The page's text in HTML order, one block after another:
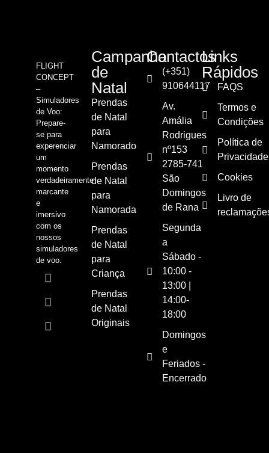
FLIGHT
CONCEPT
–
Simuladores
de Voo:
Prepare-
se para
experenciar
um
momento
verdadeiramente
marcante
e
imersivo
com os
nossos
simuladores
de voo.
Campanha
de
Natal
Prendas
de Natal
para
Namorado
Prendas
de Natal
para
Namorada
Prendas
de Natal
para
Criança
Prendas
de Natal
Originais
Contactos
(+351)
910644117
Av.
Amália
Rodrigues
nº153
2785-741
São
Domingos
de Rana
Segunda
a
Sábado -
10:00 -
13:00 |
14:00-
18:00
Domingos
e
Feriados -
Encerrado
Links
Rápidos
FAQS
Termos e
Condições
Política de
Privacidade
Cookies
Livro de